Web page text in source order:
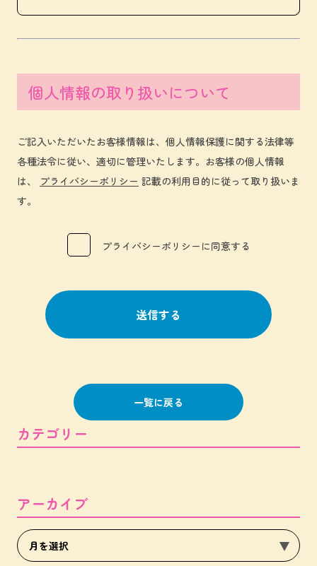
個人情報の取り扱いについて
ご記入いただいたお客様情報は、個人情報保護に関する法律等
各種法令に従い、適切に管理いたします。お客様の個人情報
は、 プライバシーポリシー 記載の利用目的に従って取り扱いま
す。
プライバシーポリシーに同意する
一覧に戻る
カテゴリー
アーカイブ